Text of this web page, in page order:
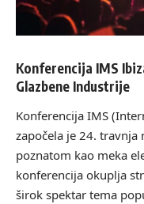
Konferencija IMS
Glazbene Industrije
Konferencija IMS
započela je 24.
poznatom kao meka
konferencija okuplja
širok spektar tema